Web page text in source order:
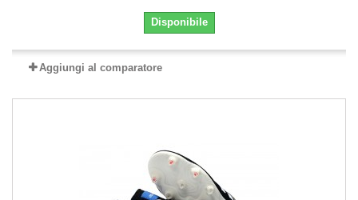
Disponibile
Aggiungi al comparatore